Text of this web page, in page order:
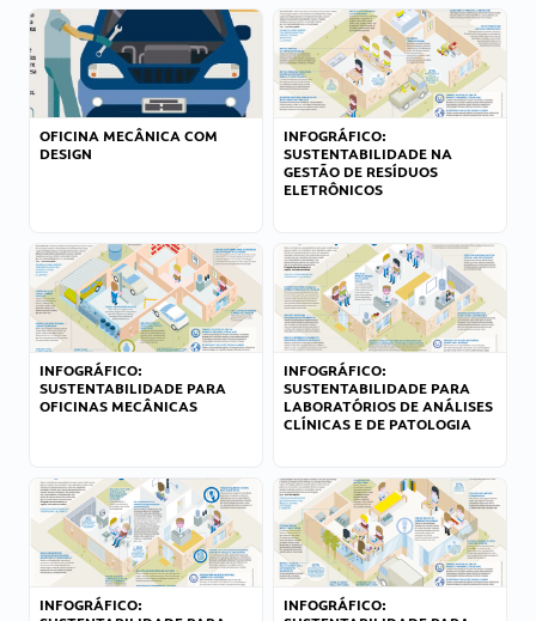
OFICINA MECÂNICA COM
DESIGN
INFOGRÁFICO:
SUSTENTABILIDADE NA
GESTÃO DE RESÍDUOS
ELETRÔNICOS
INFOGRÁFICO:
SUSTENTABILIDADE PARA
OFICINAS MECÂNICAS
INFOGRÁFICO:
SUSTENTABILIDADE PARA
LABORATÓRIOS DE ANÁLISES
CLÍNICAS E DE PATOLOGIA
INFOGRÁFICO:
INFOGRÁFICO: